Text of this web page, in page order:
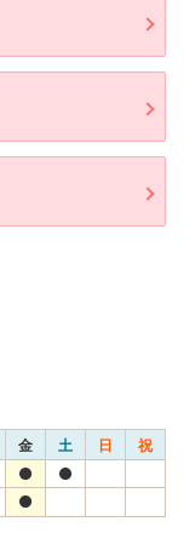
金 土 日 祝